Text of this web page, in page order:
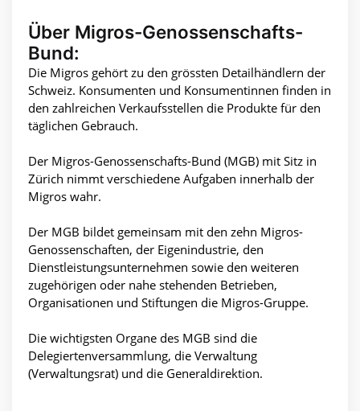
Über Migros-Genossenschafts-
Bund:
Die Migros gehört zu den grössten Detailhändlern der
Schweiz. Konsumenten und Konsumentinnen finden in
den zahlreichen Verkaufsstellen die Produkte für den
täglichen Gebrauch.
Der Migros-Genossenschafts-Bund (MGB) mit Sitz in
Zürich nimmt verschiedene Aufgaben innerhalb der
Migros wahr.
Der MGB bildet gemeinsam mit den zehn Migros-
Genossenschaften, der Eigenindustrie, den
Dienstleistungsunternehmen sowie den weiteren
zugehörigen oder nahe stehenden Betrieben,
Organisationen und Stiftungen die Migros-Gruppe.
Die wichtigsten Organe des MGB sind die
Delegiertenversammlung, die Verwaltung
(Verwaltungsrat) und die Generaldirektion.